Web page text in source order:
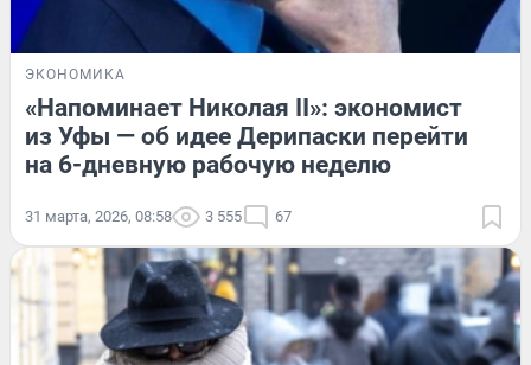
ЭКОНОМИКА
«Напоминает Николая II»: экономист
из Уфы — об идее Дерипаски перейти
на 6-дневную рабочую неделю
31 марта, 2026, 08:58 3 555 67